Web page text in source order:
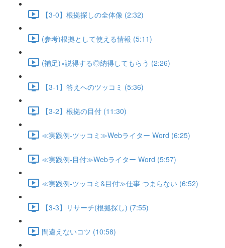
【3-0】根拠探しの全体像 (2:32)
(参考)根拠として使える情報 (5:11)
(補足)×説得する◎納得してもらう (2:26)
【3-1】答えへのツッコミ (5:36)
【3-2】根拠の目付 (11:30)
≪実践例-ツッコミ≫Webライター Word (6:25)
≪実践例-目付≫Webライター Word (5:57)
≪実践例-ツッコミ&目付≫仕事 つまらない (6:52)
【3-3】リサーチ(根拠探し) (7:55)
間違えないコツ (10:58)